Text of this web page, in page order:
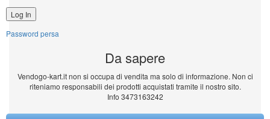
Password persa
Da sapere
Vendogo-kart.it non si occupa di vendita ma solo di informazione. Non ci
riteniamo responsabili dei prodotti acquistati tramite il nostro sito.
Info 3473163242